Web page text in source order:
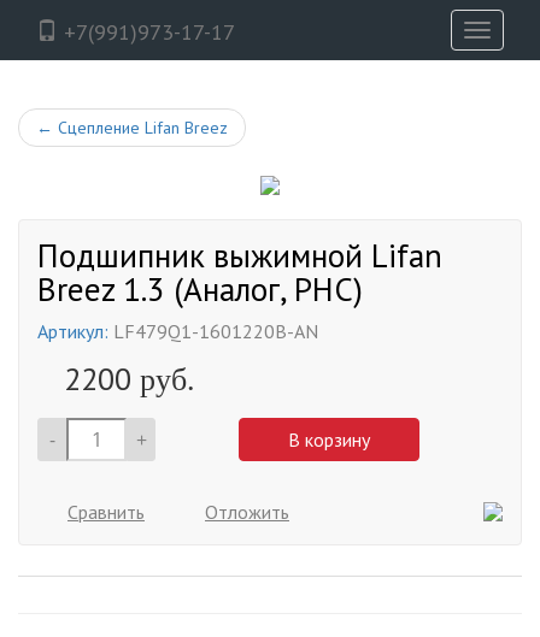
+7(991)973-17-17
Toggle
← Сцепление Lifan Breez
Подшипник выжимной Lifan
Breez 1.3 (Аналог, PHC)
Артикул: LF479Q1-1601220B-AN
2200 руб.
- + В корзину
Сравнить Отложить